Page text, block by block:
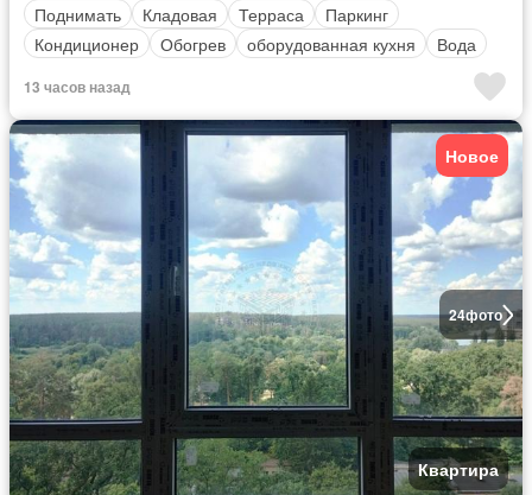
Поднимать
Кладовая Терраса
Паркинг
Кондиционер
Обогрев оборудованная кухня Вода
13 часов назад
24фото
Новое
Квартира